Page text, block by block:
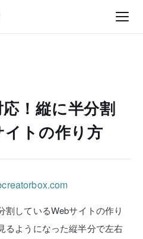
！縦に半分割
イトの作り方
割しているWebサイトの作り
るようになった縦半分で左右